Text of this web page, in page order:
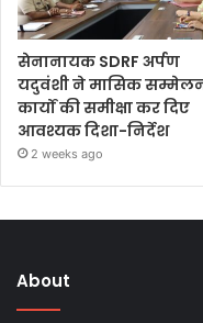
सेनानायक SDRF अर्पण
यदुवंशी ने मासिक
कार्यों की समीक्षा कर दिए
आवश्यक दिशा-निर्देश
2 weeks ago
About